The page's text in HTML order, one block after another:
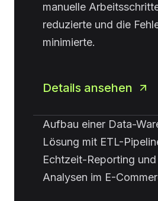
manuelle
reduzierte und die
minimierte.
Details ansehen
Aufbau einer Data-
Lösung mit ETL-
Echtzeit-Reporting
Analysen im E-